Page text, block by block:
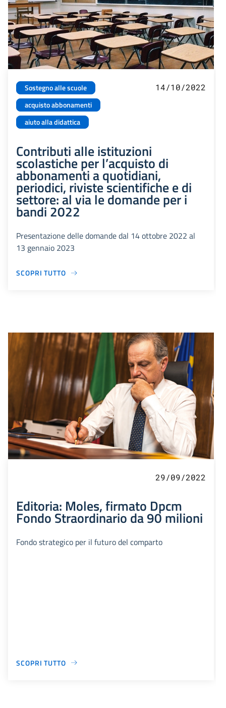
Sostegno alle scuole
acquisto abbonamenti
aiuto alla didattica
14/10/2022
Contributi alle istituzioni
scolastiche per l’acquisto di
abbonamenti a quotidiani,
periodici, riviste scientifiche e di
settore: al via le domande per i
bandi 2022
Presentazione delle domande dal 14 ottobre 2022 al
13 gennaio 2023
SCOPRI TUTTO
29/09/2022
Editoria: Moles, firmato Dpcm
Fondo Straordinario da 90 milioni
Fondo strategico per il futuro del comparto
SCOPRI TUTTO